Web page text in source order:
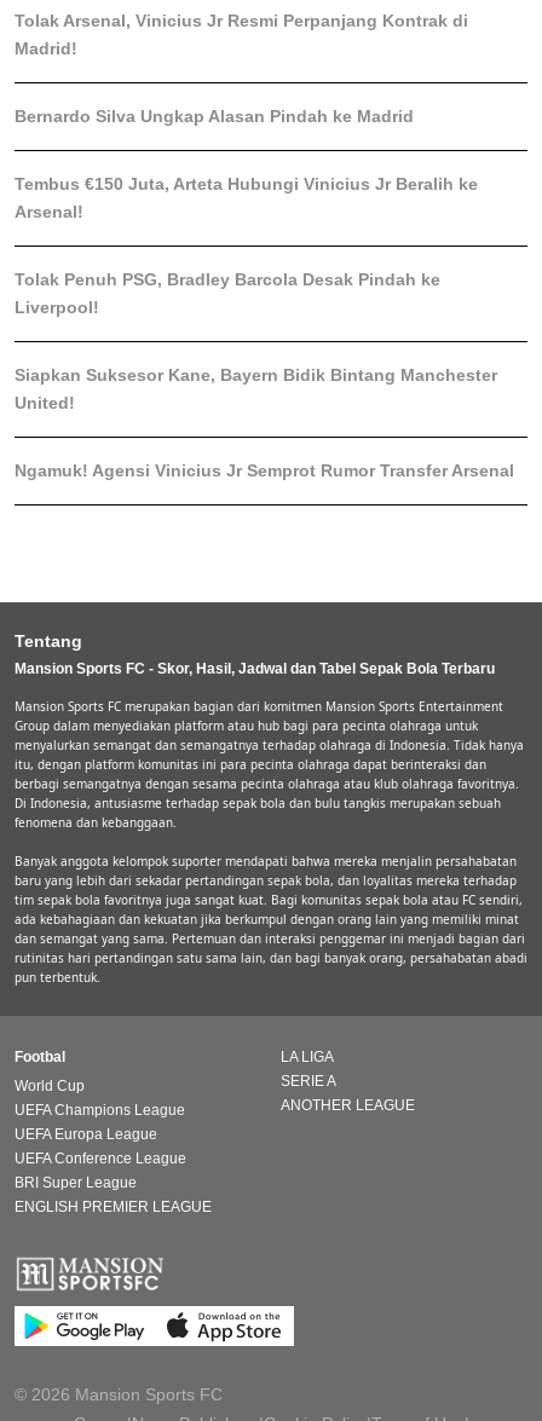
Tolak Arsenal, Vinicius Jr Resmi Perpanjang Kontrak di
Madrid!
Bernardo Silva Ungkap Alasan Pindah ke Madrid
Tembus €150 Juta, Arteta Hubungi Vinicius Jr Beralih ke
Arsenal!
Tolak Penuh PSG, Bradley Barcola Desak Pindah ke
Liverpool!
Siapkan Suksesor Kane, Bayern Bidik Bintang Manchester
United!
Ngamuk! Agensi Vinicius Jr Semprot Rumor Transfer Arsenal
Tentang
Mansion Sports FC - Skor, Hasil, Jadwal dan Tabel Sepak Bola Terbaru
Mansion Sports FC merupakan bagian dari komitmen Mansion Sports Entertainment
Group dalam menyediakan platform atau hub bagi para pecinta olahraga untuk
menyalurkan semangat dan semangatnya terhadap olahraga di Indonesia. Tidak hanya
itu, dengan platform komunitas ini para pecinta olahraga dapat berinteraksi dan
berbagi semangatnya dengan sesama pecinta olahraga atau klub olahraga favoritnya.
Di Indonesia, antusiasme terhadap sepak bola dan bulu tangkis merupakan sebuah
fenomena dan kebanggaan.
Banyak anggota kelompok suporter mendapati bahwa mereka menjalin persahabatan
baru yang lebih dari sekadar pertandingan sepak bola, dan loyalitas mereka terhadap
tim sepak bola favoritnya juga sangat kuat. Bagi komunitas sepak bola atau FC sendiri,
ada kebahagiaan dan kekuatan jika berkumpul dengan orang lain yang memiliki minat
dan semangat yang sama. Pertemuan dan interaksi penggemar ini menjadi bagian dari
rutinitas hari pertandingan satu sama lain, dan bagi banyak orang, persahabatan abadi
pun terbentuk.
Footbal
World Cup
UEFA Champions League
UEFA Europa League
UEFA Conference League
BRI Super League
ENGLISH PREMIER LEAGUE
LA LIGA
SERIE A
ANOTHER LEAGUE
© 2026 Mansion Sports FC